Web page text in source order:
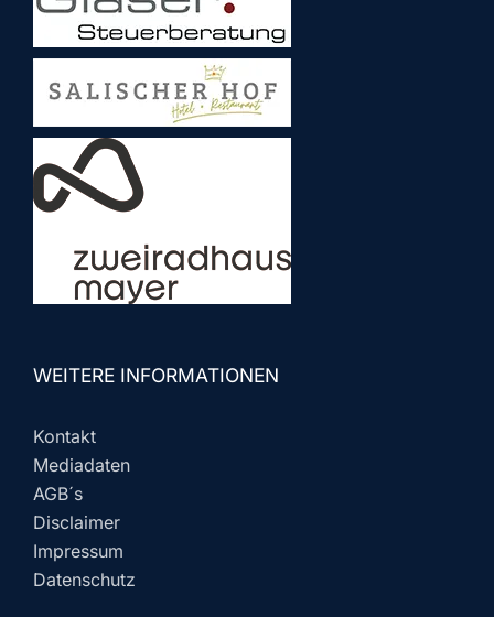
WEITERE INFORMATIONEN
Kontakt
Mediadaten
AGB´s
Disclaimer
Impressum
Datenschutz